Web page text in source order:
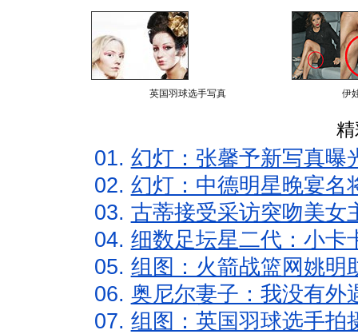
英国羽球选手写真 伊
01. 幻灯：张馨予新写真曝
02. 幻灯：中德明星晚宴名
03. 古蒂接受采访突吻美女
04. 细数足坛星二代：小卡
05. 组图：火箭战篮网姚明
06. 奥尼尔妻子：我没有外
07. 组图：英国羽球选手拍